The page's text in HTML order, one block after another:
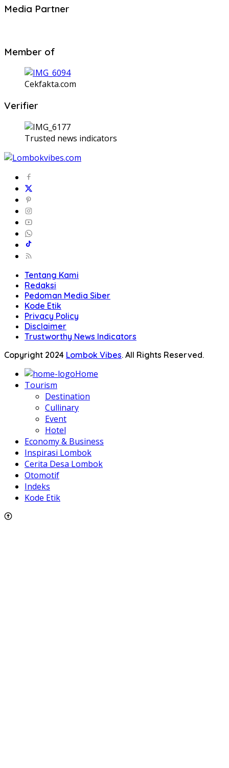
Media Partner
Member of
Cekfakta.com
Verifier
Trusted news indicators
Tentang Kami
Redaksi
Pedoman Media Siber
Kode Etik
Privacy Policy
Disclaimer
Trustworthy News Indicators
Copyright 2024 Lombok Vibes. All Rights Reserved.
Home
Tourism
Destination
Cullinary
Event
Hotel
Economy & Business
Inspirasi Lombok
Cerita Desa Lombok
Otomotif
Indeks
Kode Etik